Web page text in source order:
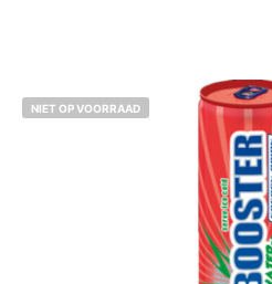
NIET OP VOORRAAD